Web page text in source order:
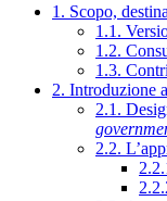
1. Scopo,
1.1.
1.2.
1.3.
2. Introduzione
2.1.
2.2.